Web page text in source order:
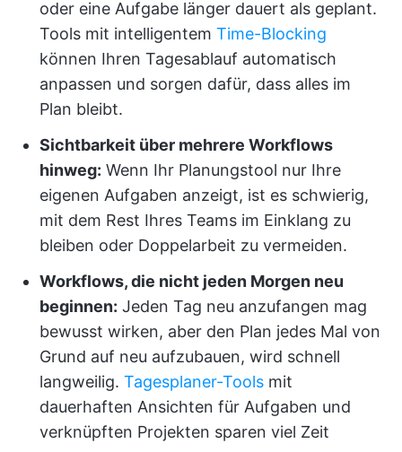
oder eine Aufgabe länger dauert als geplant.
Tools mit intelligentem Time-Blocking
können Ihren Tagesablauf automatisch
anpassen und sorgen dafür, dass alles im
Plan bleibt.
Sichtbarkeit über mehrere Workflows
hinweg: Wenn Ihr Planungstool nur Ihre
eigenen Aufgaben anzeigt, ist es schwierig,
mit dem Rest Ihres Teams im Einklang zu
bleiben oder Doppelarbeit zu vermeiden.
Workflows, die nicht jeden Morgen neu
beginnen: Jeden Tag neu anzufangen mag
bewusst wirken, aber den Plan jedes Mal von
Grund auf neu aufzubauen, wird schnell
langweilig. Tagesplaner-Tools mit
dauerhaften Ansichten für Aufgaben und
verknüpften Projekten sparen viel Zeit